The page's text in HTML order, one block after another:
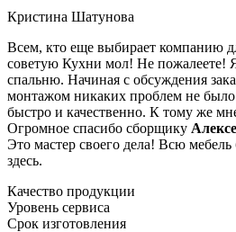
Кристина Шатунова
Всем, кто еще выбирает компанию
советую Кухни мол! Не пожалеете!
спальню. Начиная с обсуждения
монтажом никаких проблем не
быстро и качественно. К тому же
Огромное спасибо сборщику
Это мастер своего дела! Всю мебель
здесь.
Качество продукции
Уровень сервиса
Срок изготовления